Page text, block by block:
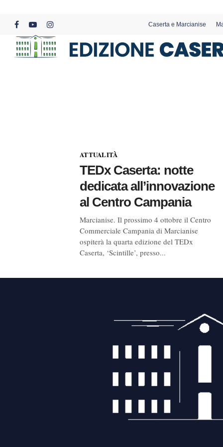
content
facebookyoutubeinstagram
Caserta e Marcianise
ATTUALITÀ
TEDx Caserta: notte
dedicata all’innovazione
al Centro Campania
Marcianise. Il prossimo 4 ottobre il Centro
Commerciale Campania di Marcianise
ospiterà la quarta edizione del TEDx
Caserta, ‘Scintille’, presso...